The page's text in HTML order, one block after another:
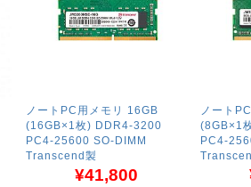
ノートPC用メモリ 16GB
(16GB×1枚) DDR4-3200
PC4-25600 SO-DIMM
Transcend製
¥41,800
ノート
(8GB×1
PC4-